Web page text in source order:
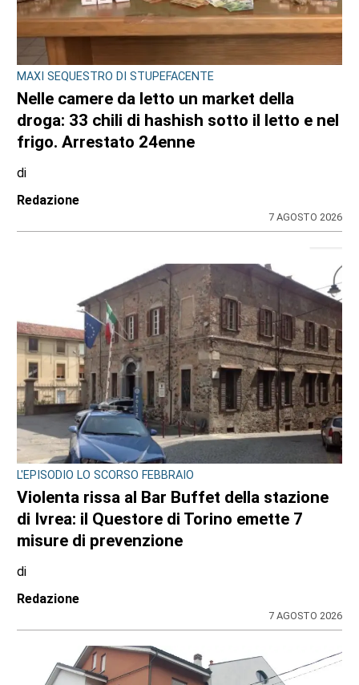
CRONACA
Bimba a rischio e degrado sulla provinciale:
la svolta. Mamma e neonata portate in una
località protetta
di
Redazione
BORGARO TORINESE
Casa della Salute in ritardo sul Pnrr: stop ai
lavori per l’amianto, ditta messa in mora
dal Comune
di
Stefano Tubia